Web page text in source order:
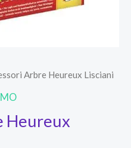
Arbre Heureux Lisciani
Heureux